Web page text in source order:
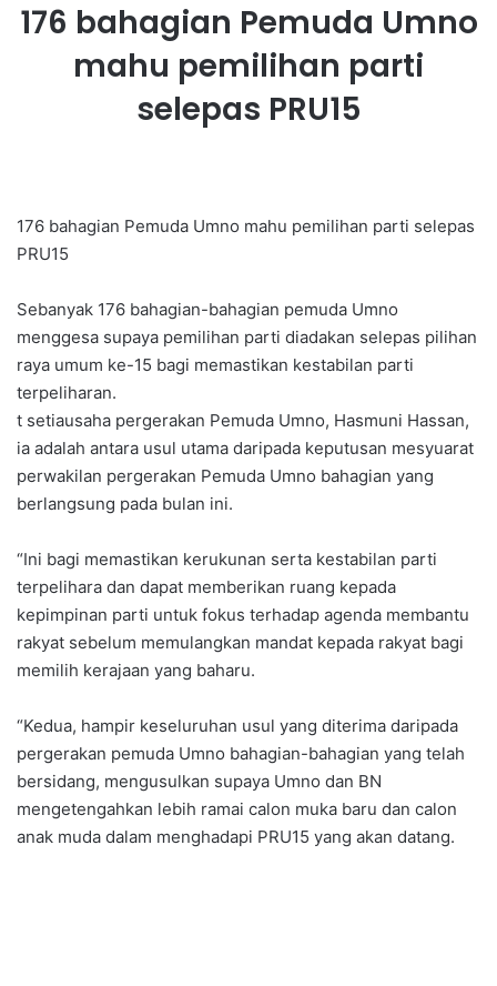
176 bahagian Pemuda Umno
mahu pemilihan parti
selepas PRU15
176 bahagian Pemuda Umno mahu pemilihan parti selepas
PRU15
Sebanyak 176 bahagian-bahagian pemuda Umno
menggesa supaya pemilihan parti diadakan selepas pilihan
raya umum ke-15 bagi memastikan kestabilan parti
terpeliharan.
t setiausaha pergerakan Pemuda Umno, Hasmuni Hassan,
ia adalah antara usul utama daripada keputusan mesyuarat
perwakilan pergerakan Pemuda Umno bahagian yang
berlangsung pada bulan ini.
“Ini bagi memastikan kerukunan serta kestabilan parti
terpelihara dan dapat memberikan ruang kepada
kepimpinan parti untuk fokus terhadap agenda membantu
rakyat sebelum memulangkan mandat kepada rakyat bagi
memilih kerajaan yang baharu.
“Kedua, hampir keseluruhan usul yang diterima daripada
pergerakan pemuda Umno bahagian-bahagian yang telah
bersidang, mengusulkan supaya Umno dan BN
mengetengahkan lebih ramai calon muka baru dan calon
anak muda dalam menghadapi PRU15 yang akan datang.